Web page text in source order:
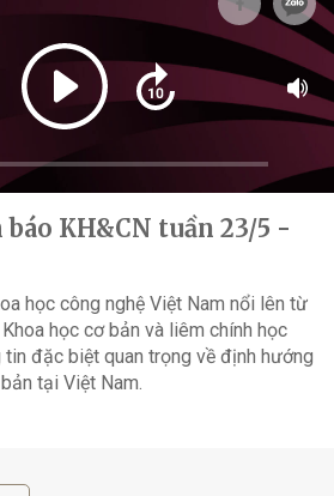
KH&CN tuần 23/5 -
học công nghệ Việt Nam nổi lên từ
học cơ bản và liêm chính học
đặc biệt quan trọng về định hướng
tại Việt Nam.